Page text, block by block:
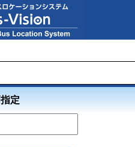
定